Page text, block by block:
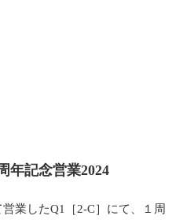
年記念営業2024
業したQ1［2-C］にて、１周